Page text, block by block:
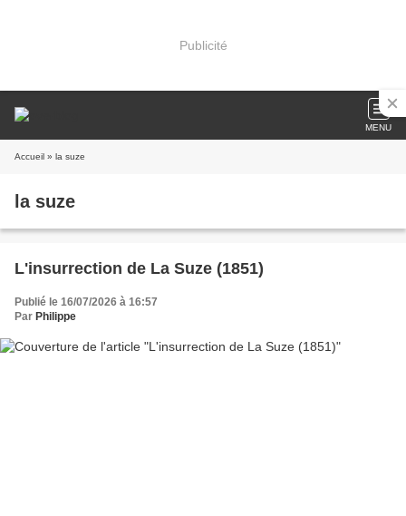
Publicité
MENU
Accueil » la suze
la suze
L'insurrection de La Suze (1851)
Publié le 16/07/2026 à 16:57
Par Philippe